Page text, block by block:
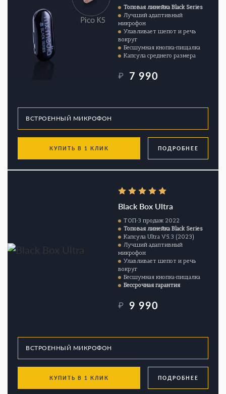
Топовая линейка Black Series
Лучший адаптивный
микрофон
Улавливает шепот и речь
вокруг
Бесшумная кнопка-пищалка
Капсула среднего размера
₽ 7 990
КУПИТЬ В 1 КЛИК ПОДРОБНЕЕ
Black Box Ultra
ТОП-3 продаж 2022
Топовая линейка Black Series
Капсула Ultra V5.3 (2023)
Лучший адаптивный
микрофон
Улавливает шепот и речь
вокруг
Бесшумная кнопка-пищалка
Бессрочная гарантия
₽ 9 990
КУПИТЬ В 1 КЛИК ПОДРОБНЕЕ